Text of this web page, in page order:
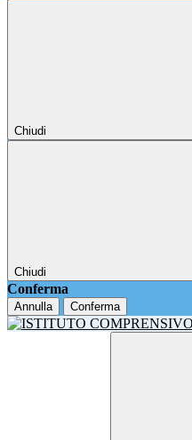
Chiudi
Chiudi
Conferma
Annulla Conferma